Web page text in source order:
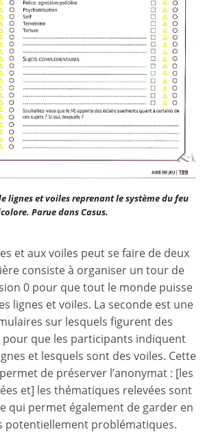
lignes et voiles reprenant le système du feu
Parue dansCasus.
et aux voiles peut se faire de deux
consiste à organiser un tour de
0 pour que tout le monde puisse
lignes et voiles. La seconde est une
sur lesquels figurent des
que les participants indiquent
et lesquels sont des voiles. Cette
de préserver l’anonymat : [les
et] les thématiques relevées sont
qui permet également de garder en
potentiellement problématiques.